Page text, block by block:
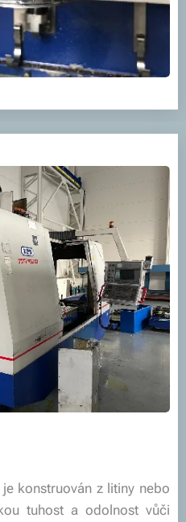
konstruován z litiny nebo
tuhost a odolnost vůči